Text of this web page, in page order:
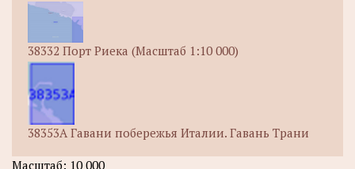
38332 Порт Риека (Масштаб 1:10 000)
38353А Гавани побережья Италии. Гавань Трани
Масштаб: 10 000